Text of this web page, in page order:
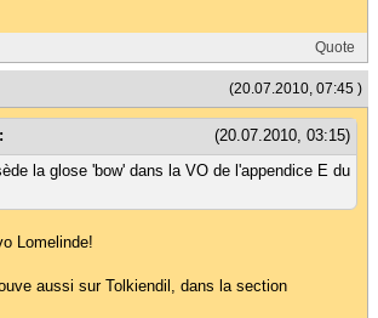
Quote
(20.07.2010, 07:45 )
(20.07.2010, 03:15)
la glose 'bow' dans la VO de l'appendice E du
Lomelinde!
aussi sur Tolkiendil, dans la section